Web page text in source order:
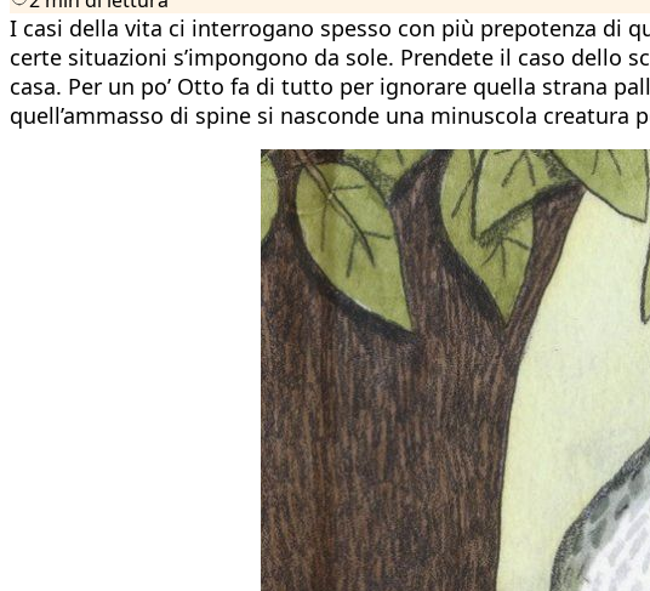
I casi della vita ci interrogano spesso con più prepotenza di
certe situazioni s’impongono da sole. Prendete il caso
casa. Per un po’ Otto fa di tutto per ignorare quella strana
quell’ammasso di spine si nasconde una minuscola creatura